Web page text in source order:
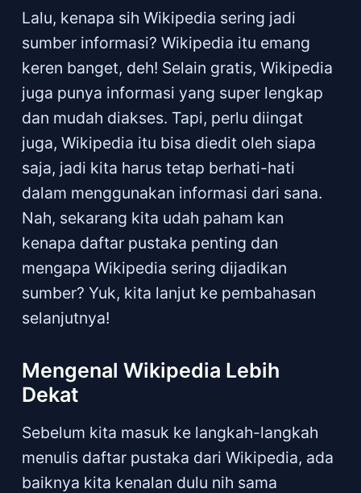
Lalu, kenapa sih Wikipedia sering jadi
sumber informasi? Wikipedia itu emang
keren banget, deh! Selain gratis, Wikipedia
juga punya informasi yang super lengkap
dan mudah diakses. Tapi, perlu diingat
juga, Wikipedia itu bisa diedit oleh siapa
saja, jadi kita harus tetap berhati-hati
dalam menggunakan informasi dari sana.
Nah, sekarang kita udah paham kan
kenapa daftar pustaka penting dan
mengapa Wikipedia sering dijadikan
sumber? Yuk, kita lanjut ke pembahasan
selanjutnya!
Mengenal Wikipedia Lebih
Dekat
Sebelum kita masuk ke langkah-langkah
menulis daftar pustaka dari Wikipedia, ada
baiknya kita kenalan dulu nih sama